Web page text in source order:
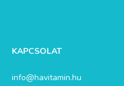
KAPCSOLAT
info@havitamin.hu